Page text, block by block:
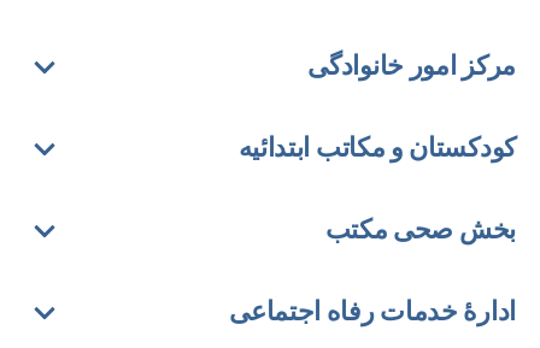
مرکز امور خانوادگی
کودکستان و مکاتب ابتدائیه
بخش صحی مکتب
ادارهٔ خدمات رفاه اجتماعی